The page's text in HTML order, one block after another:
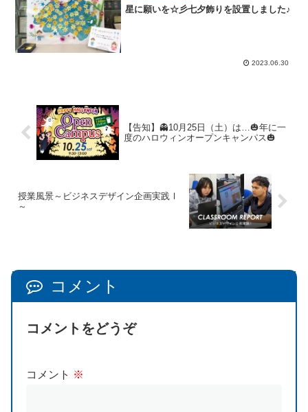
星に願いを☆彡七夕飾りを設置しました♪
2023.06.30
【告知】👻10月25日（土）は…🎃年に一
度のハロウィンオープンキャンパス🎃
授業風景～ビジネスデザイン企画実践Ⅰ
～
コメント
コメントをどうぞ
コメント ※